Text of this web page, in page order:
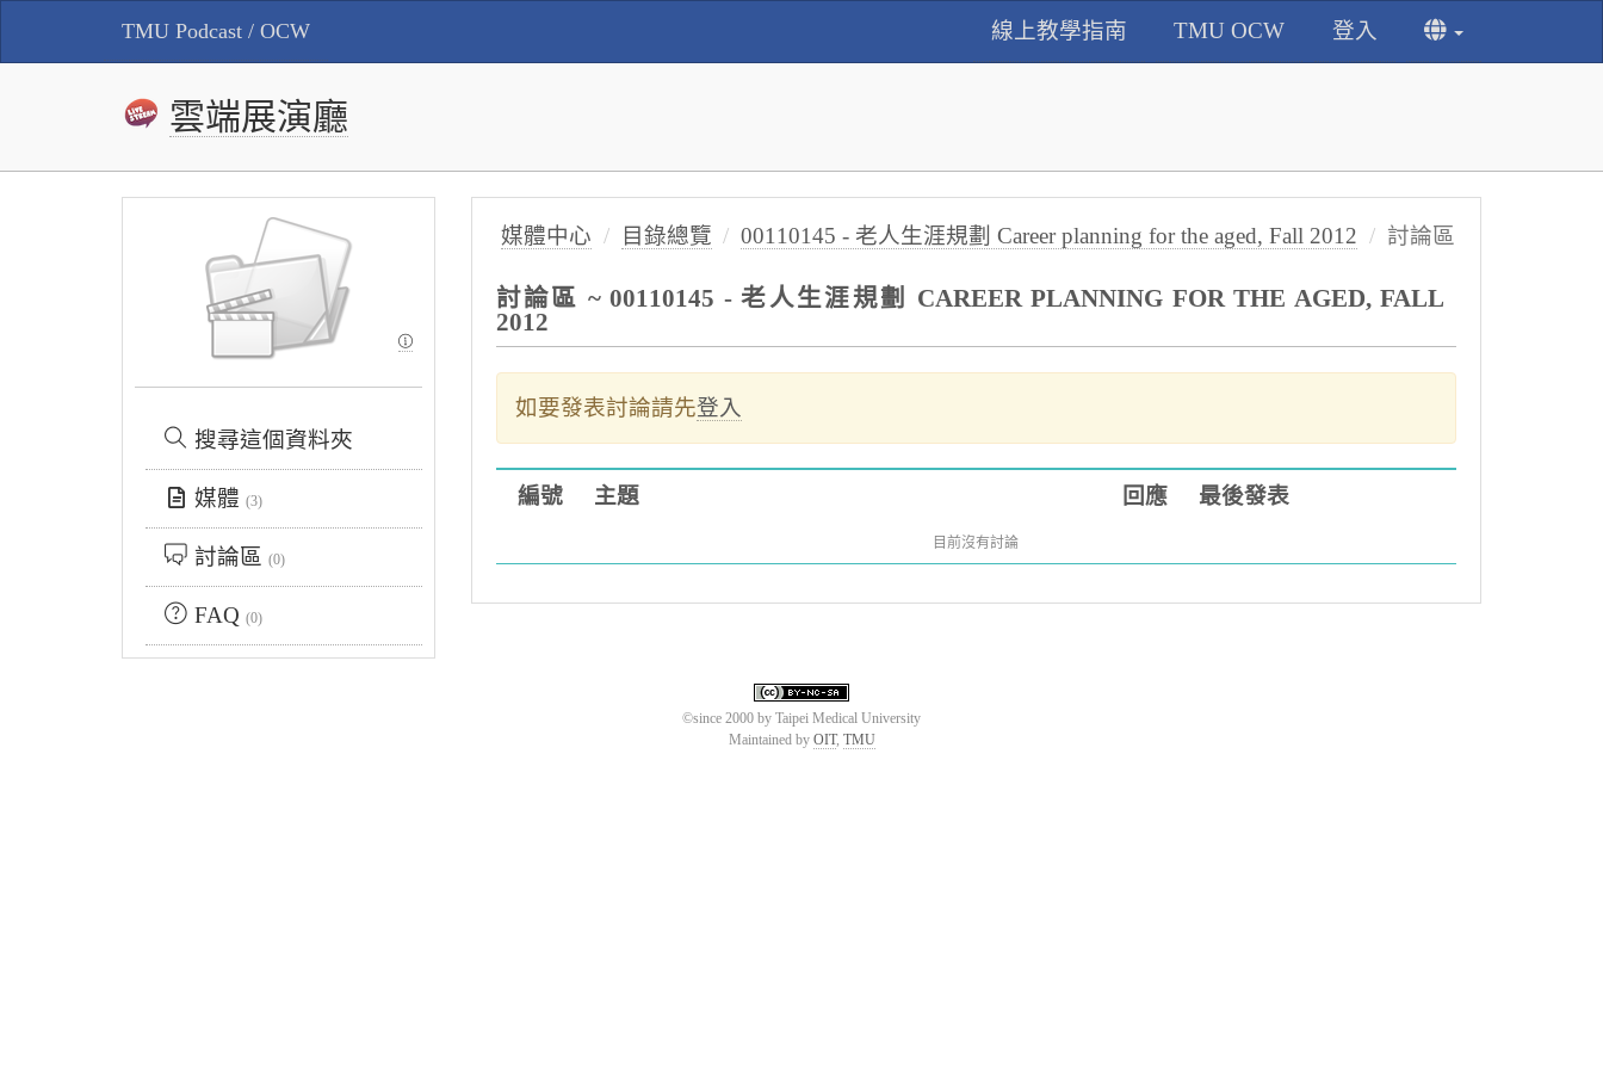
TMU Podcast / OCW 線上教學指南 TMU OCW 登入
雲端展演廳
搜尋這個資料夾
媒體 (3)
討論區 (0)
FAQ (0)
媒體中心 目錄總覽 00110145 - 老人生涯規劃 Career planning for the aged, Fall 2012 討論區
討論區 ~ 00110145 - 老人生涯規劃 CAREER PLANNING FOR THE AGED, FALL
2012
如要發表討論請先登入
編號 最後發表
回應
主題
目前沒有討論
©since 2000 by Taipei Medical University
Maintained by OIT, TMU